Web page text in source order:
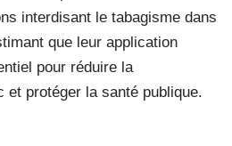
interdisant le tabagisme dans
que leur application
pour réduire la
et protéger la santé publique.